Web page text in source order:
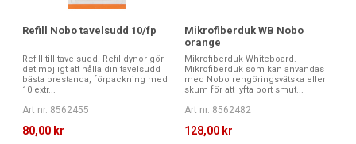
Refill Nobo tavelsudd 10/fp
Refill till tavelsudd. Refilldynor gör
det möjligt att hålla din tavelsudd i
bästa prestanda, förpackning med
10 extr...
Art nr. 8562455
80,00 kr
Mikrofiberduk WB Nobo
orange
Mikrofiberduk Whiteboard.
Mikrofiberduk som kan användas
med Nobo rengöringsvätska eller
skum för att lyfta bort smut...
Art nr. 8562482
128,00 kr